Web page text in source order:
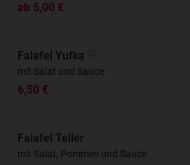
ab 5,00 €
Falafel Yufka
mit Salat und Sauce
6,50 €
Falafel Teller
mit Salat, Pommes und Sauce